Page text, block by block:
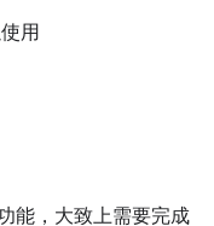
用
能，大致上需要完成